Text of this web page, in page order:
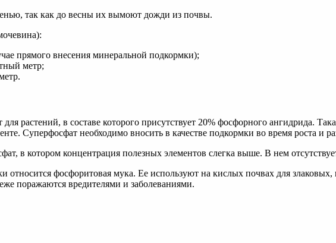
так как до весны их вымоют дожди из почвы.
прямого внесения минеральной подкормки);
метр;
растений, в составе которого присутствует 20% фосфорного ангидрида.
Суперфосфат необходимо вносить в качестве подкормки во время роста и
в котором концентрация полезных элементов слегка выше. В нем
относится фосфоритовая мука. Ее используют на кислых почвах для
поражаются вредителями и заболеваниями.